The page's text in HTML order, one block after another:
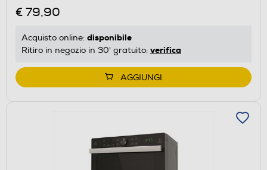
€ 79,90
Acquisto online: disponibile
Ritiro in negozio in 30' gratuito: verifica
AGGIUNGI